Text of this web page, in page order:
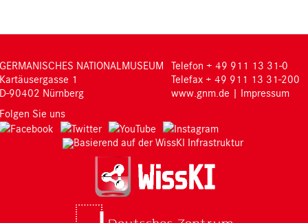
GERMANISCHES NATIONALMUSEUM
Kartäusergasse 1
D-90402 Nürnberg
Telefon + 49 911 13 31-0
Telefax + 49 911 13 31-200
www.gnm.de | Impressum
Folgen Sie uns
Basierend auf der WissKI Infrastruktur